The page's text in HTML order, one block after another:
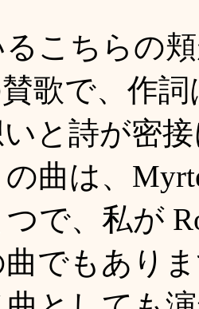
こちらの
賛歌で、作
いと詩が密
曲は、
で、私が
曲でもあり